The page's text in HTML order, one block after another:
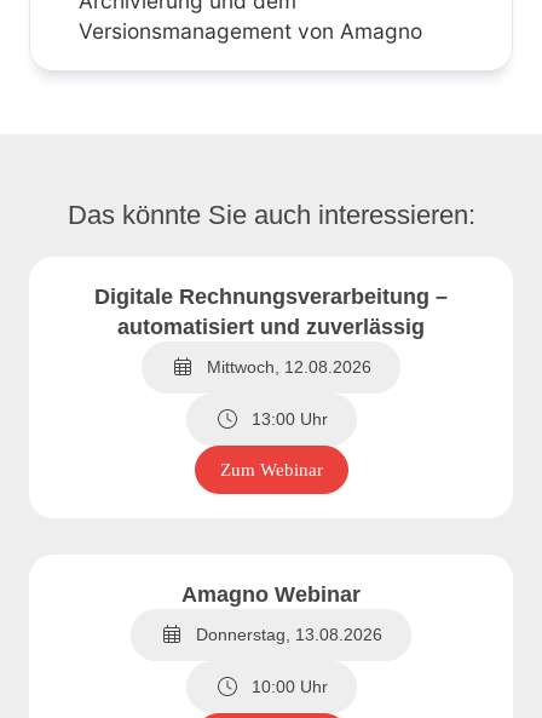
Versionsmanagement von Amagno
Das könnte Sie auch interessieren:
Digitale Rechnungsverarbeitung –
automatisiert und zuverlässig
Mittwoch, 12.08.2026
13:00 Uhr
Zum Webinar
Amagno Webinar
Donnerstag, 13.08.2026
10:00 Uhr